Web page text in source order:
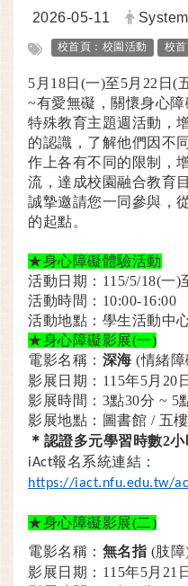
日期：
2026-05-11 發布者
標籤：
校首頁：校園活動 校
5月18日(一)至5月22日(
~有愛無礙，關懷身心
特殊教育主題週活動，
的認識，了解他們因不
作上各有不同的限制，
流，達成校園融合教育目
誠摯邀請您一同參與，
的起點。
★身心障礙體驗活動
活動日期： 115/5/18(一)
活動時間：10:00-16:00
活動地點： 學生活動中
★身心障礙影展(一)
電影名稱： 深海 (情緒障
影展日期：115年5月20
影展時間： 3點30分 ~ 5
影展地點：圖書館 / 五
＊ 認證多元學習時數2小
iAct報名系統連結：
https://iact.nfu.edu.tw/
★身心障礙影展(二)
電影名稱： 無名指 (肢障
影展日期：115年5月21